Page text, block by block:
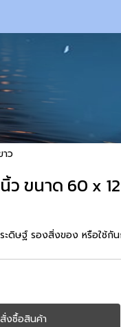
ว
ว ขนาด 60 x
ระดิษฐ์ รองสิ่งของ หรือใช้
สั่งซื้อสินค้า